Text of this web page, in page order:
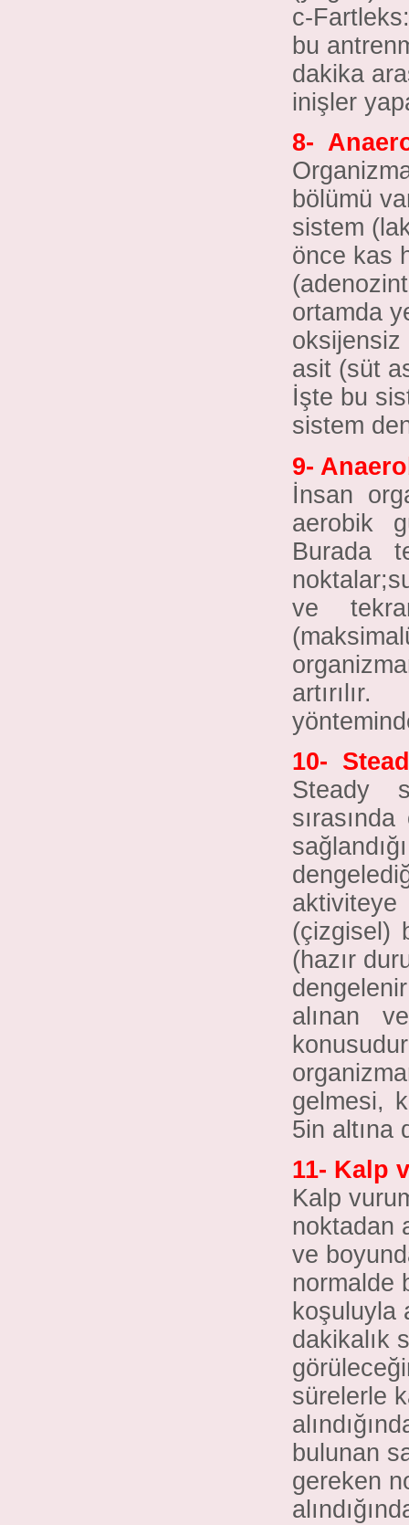
c-
bu
dakika
inişler
8-
bölümü
sistem
önce kas
ortamda
oksijensiz
asit (süt
İşte bu
sistem
9-
İnsan
aerobik
Burada
ve
10-
Steady
(çizgisel)
(hazır
alınan
gelmesi,
5in altına
11- Kalp
Kalp
noktadan
ve
normalde
koşuluyla
dakikalık
sürelerle
bulunan
gereken